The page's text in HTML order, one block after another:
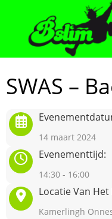
SWAS –
14 maart 2024
Evenementtijd:
14:30 - 16:00
Locatie Van
Kamerlingh